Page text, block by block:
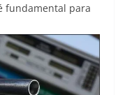
fundamental para